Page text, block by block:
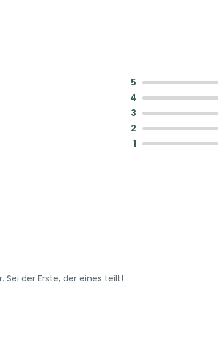
5
4
3
2
1
Sei der Erste, der eines teilt!